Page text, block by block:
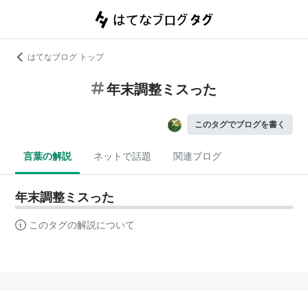
はてなブログ トップ
年末調整ミスった
このタグでブログを書く
言葉の解説 ネットで話題 関連ブログ
年末調整ミスった
このタグの解説について